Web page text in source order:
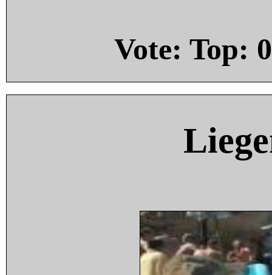
Vote: Top: 0